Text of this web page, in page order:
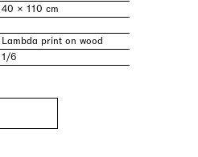
40 × 110 cm
Lambda print on wood
1/6